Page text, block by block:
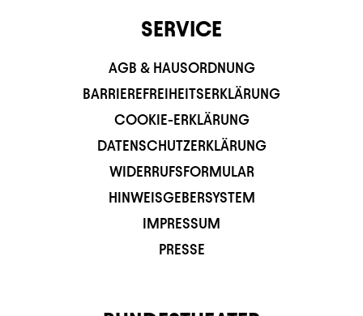
SERVICE
AGB & HAUSORDNUNG
BARRIEREFREIHEITSERKLÄRUNG
COOKIE-ERKLÄRUNG
DATENSCHUTZERKLÄRUNG
WIDERRUFSFORMULAR
HINWEISGEBERSYSTEM
IMPRESSUM
PRESSE